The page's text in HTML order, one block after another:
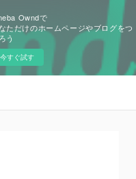
Owndで
ただけのホームページやブログをつ
う
今すぐ試す